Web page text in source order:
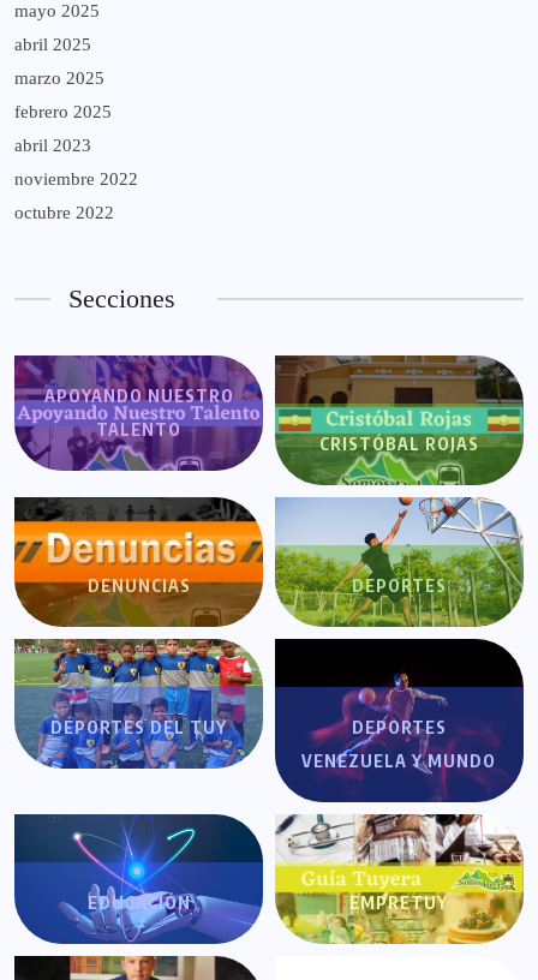
mayo 2025
abril 2025
marzo 2025
febrero 2025
abril 2023
noviembre 2022
octubre 2022
Secciones
APOYANDO NUESTRO
TALENTO
CRISTÓBAL ROJAS
DENUNCIAS DEPORTES
DEPORTES DEL TUY
DEPORTES
VENEZUELA Y MUNDO
EDUCACIÓN EMPRETUY